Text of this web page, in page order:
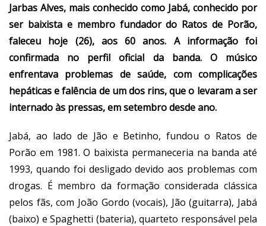
Jarbas Alves, mais conhecido como Jabá, conhecido por
ser baixista e membro fundador do Ratos de Porão,
faleceu hoje (26), aos 60 anos. A informação foi
confirmada no perfil oficial da banda. O músico
enfrentava problemas de saúde, com complicações
hepáticas e falência de um dos rins, que o levaram a ser
internado às pressas, em setembro desde ano.
Jabá, ao lado de Jão e Betinho, fundou o Ratos de
Porão em 1981. O baixista permaneceria na banda até
1993, quando foi desligado devido aos problemas com
drogas. É membro da formação considerada clássica
pelos fãs, com João Gordo (vocais), Jão (guitarra), Jabá
(baixo) e Spaghetti (bateria), quarteto responsável pela